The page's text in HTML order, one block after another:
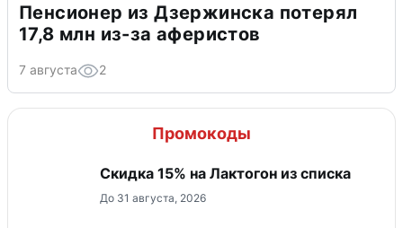
Пенсионер из Дзержинска потерял
17,8 млн из-за аферистов
7 августа 2
Промокоды
Скидка 15% на Лактогон из списка
До 31 августа, 2026